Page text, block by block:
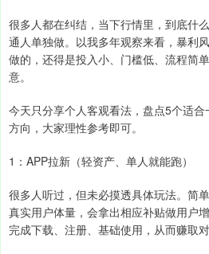
很多人都在纠结，当下行情里，到底什
通人单独做。以我多年观察来看，暴利
做的，还得是投入小、门槛低、流程简
意。
今天只分享个人客观看法，盘点5个适
方向，大家理性参考即可。
1：APP拉新（轻资产、单人就能跑）
很多人听过，但未必摸透具体玩法。简
真实用户体量，会拿出相应补贴做用户
完成下载、注册、基础使用，从而赚取